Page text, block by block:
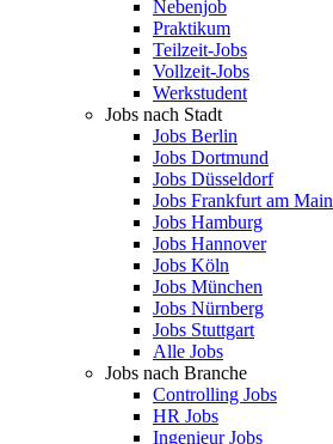
Nebenjob
Praktikum
Teilzeit-Jobs
Vollzeit-Jobs
Werkstudent
Jobs nach Stadt
Jobs Berlin
Jobs Dortmund
Jobs Düsseldorf
Jobs Frankfurt am Main
Jobs Hamburg
Jobs Hannover
Jobs Köln
Jobs München
Jobs Nürnberg
Jobs Stuttgart
Alle Jobs
Jobs nach Branche
Controlling Jobs
HR Jobs
Ingenieur Jobs